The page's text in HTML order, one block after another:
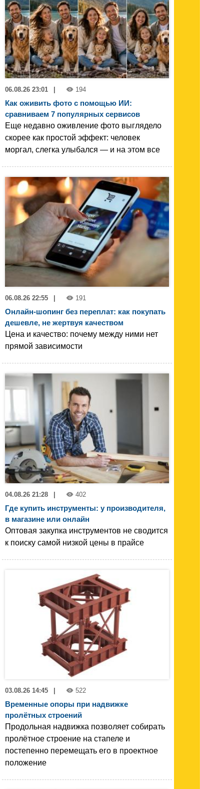
06.08.26 23:01 194
Как оживить фото с помощью ИИ:
сравниваем 7 популярных сервисов
Еще недавно оживление фото выглядело
скорее как простой эффект: человек
моргал, слегка улыбался — и на этом все
06.08.26 22:55 191
Онлайн-шопинг без переплат: как покупать
дешевле, не жертвуя качеством
Цена и качество: почему между ними нет
прямой зависимости
04.08.26 21:28 402
Где купить инструменты: у производителя,
в магазине или онлайн
Оптовая закупка инструментов не сводится
к поиску самой низкой цены в прайсе
03.08.26 14:45 522
Временные опоры при надвижке
пролётных строений
Продольная надвижка позволяет собирать
пролётное строение на стапеле и
постепенно перемещать его в проектное
положение